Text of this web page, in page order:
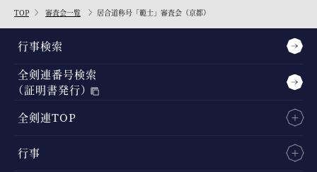
TOP 審査会一覧 居合道称号「範士」審査会（京都）
行事検索
全剣連番号検索
（証明書発行）
全剣連TOP
行事